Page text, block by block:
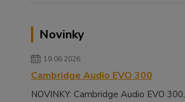
Novinky
19.06.2026
Cambridge Audio EVO 300
NOVINKY: Cambridge Audio EVO 300,